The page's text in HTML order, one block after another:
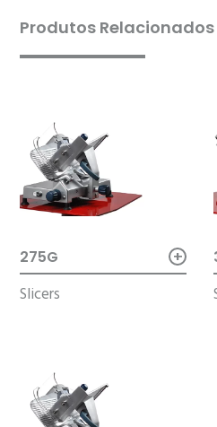
Produtos Relacionados
275G +
Slicers